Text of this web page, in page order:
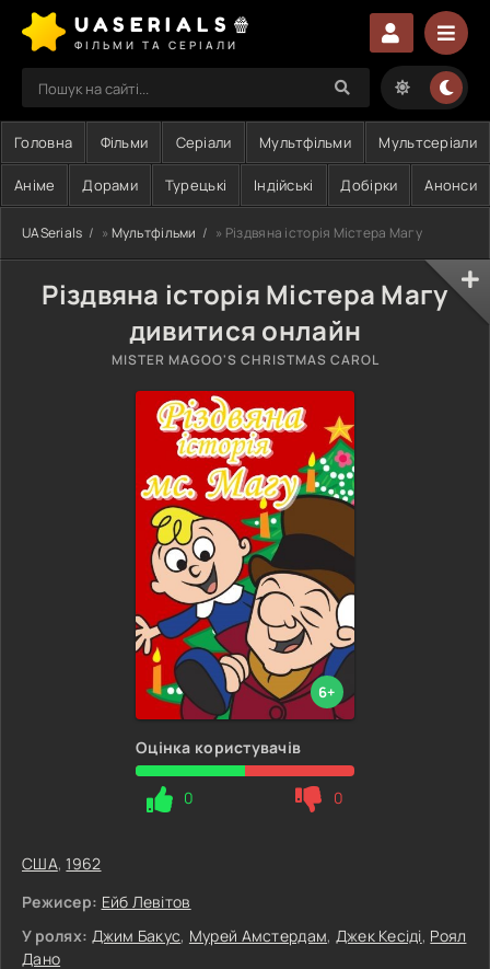
UASERIALS🍿
ФІЛЬМИ ТА СЕРІАЛИ
Головна Фільми Серіали Мультфільми Мультсеріали
Аніме Дорами Турецькі Індійські Добірки Анонси
UASerials » Мультфільми » Різдвяна історія Містера Магу
Різдвяна історія Містера Магу
дивитися онлайн
MISTER MAGOO'S CHRISTMAS CAROL
6+
Оцінка користувачів
0 0
США,1962
Режисер: Ейб Левітов
У ролях: Джим Бакус, Мурей Амстердам, Джек Кесіді, Роял
Дано